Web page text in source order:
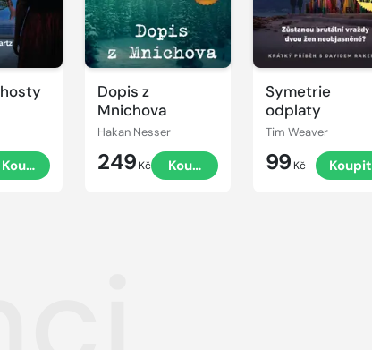
Koupit
Dopis z
Mnichova
Hakan Nesser
249 Kč Koupit
Symetrie
odplaty
Tim Weaver
99 Kč Koupit